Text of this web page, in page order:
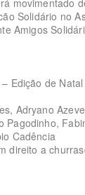
movimentado
Solidário no
Amigos
Edição de
Adryano
Pagodinho,
Cadência
direito a